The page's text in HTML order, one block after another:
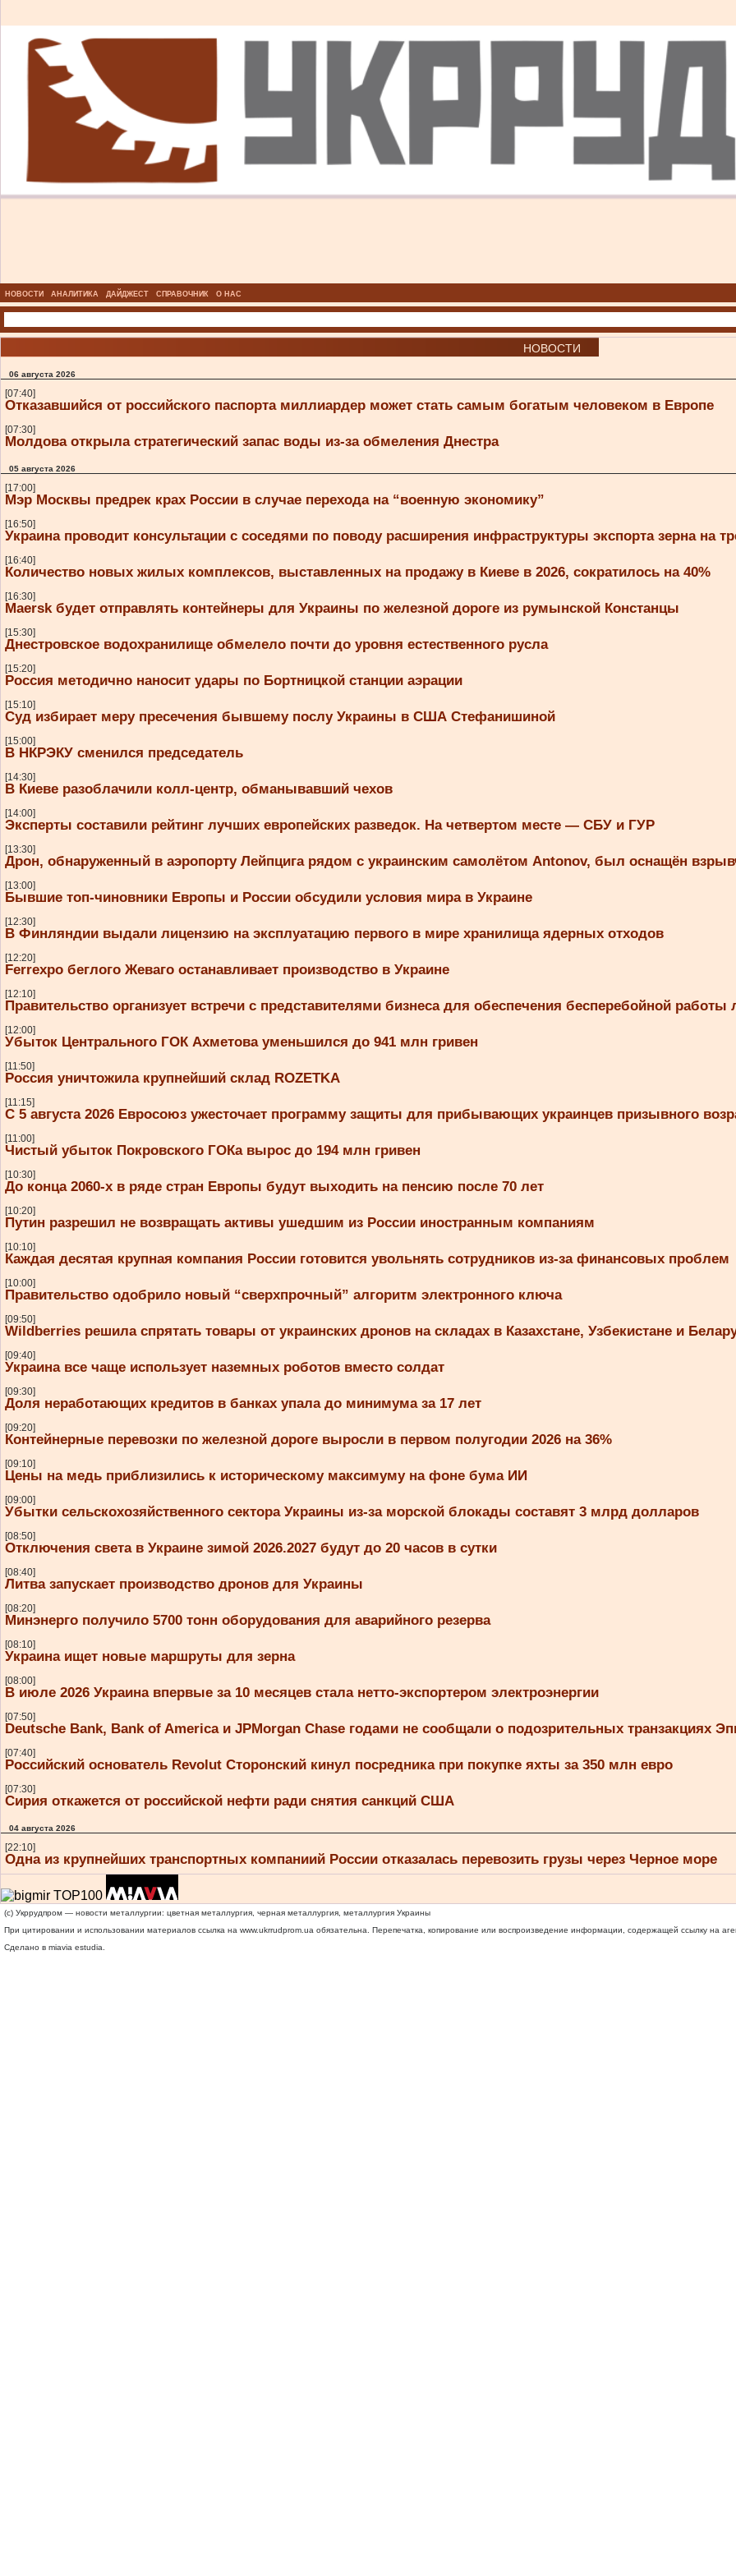
НОВОСТИ АНАЛИТИКА ДАЙДЖЕСТ СПРАВОЧНИК О НАС
НОВОСТИ
06 августа 2026
[07:40]
Отказавшийся от российского паспорта миллиардер может стать самым богатым человеком в Европе
[07:30]
Молдова открыла стратегический запас воды из-за обмеления Днестра
05 августа 2026
[17:00]
Мэр Москвы предрек крах России в случае перехода на “военную экономику”
[16:50]
Украина проводит консультации с соседями по поводу расширения инфраструктуры экспорта зерна на
[16:40]
Количество новых жилых комплексов, выставленных на продажу в Киеве в 2026, сократилось на 40%
[16:30]
Maersk будет отправлять контейнеры для Украины по железной дороге из румынской Констанцы
[15:30]
Днестровское водохранилище обмелело почти до уровня естественного русла
[15:20]
Россия методично наносит удары по Бортницкой станции аэрации
[15:10]
Суд избирает меру пресечения бывшему послу Украины в США Стефанишиной
[15:00]
В НКРЭКУ сменился председатель
[14:30]
В Киеве разоблачили колл-центр, обманывавший чехов
[14:00]
Эксперты составили рейтинг лучших европейских разведок. На четвертом месте — СБУ и ГУР
[13:30]
Дрон, обнаруженный в аэропорту Лейпцига рядом с украинским самолётом Antonov, был оснащён
[13:00]
Бывшие топ-чиновники Европы и России обсудили условия мира в Украине
[12:30]
В Финляндии выдали лицензию на эксплуатацию первого в мире хранилища ядерных отходов
[12:20]
Ferrexpo беглого Жеваго останавливает производство в Украине
[12:10]
Правительство организует встречи с представителями бизнеса для обеспечения бесперебойной
[12:00]
Убыток Центрального ГОК Ахметова уменьшился до 941 млн гривен
[11:50]
Россия уничтожила крупнейший склад ROZETKA
[11:15]
С 5 августа 2026 Евросоюз ужесточает программу защиты для прибывающих украинцев призывного
[11:00]
Чистый убыток Покровского ГОКа вырос до 194 млн гривен
[10:30]
До конца 2060-х в ряде стран Европы будут выходить на пенсию после 70 лет
[10:20]
Путин разрешил не возвращать активы ушедшим из России иностранным компаниям
[10:10]
Каждая десятая крупная компания России готовится увольнять сотрудников из-за финансовых проблем
[10:00]
Правительство одобрило новый “сверхпрочный” алгоритм электронного ключа
[09:50]
Wildberries решила спрятать товары от украинских дронов на складах в Казахстане, Узбекистане и
[09:40]
Украина все чаще использует наземных роботов вместо солдат
[09:30]
Доля неработающих кредитов в банках упала до минимума за 17 лет
[09:20]
Контейнерные перевозки по железной дороге выросли в первом полугодии 2026 на 36%
[09:10]
Цены на медь приблизились к историческому максимуму на фоне бума ИИ
[09:00]
Убытки сельскохозяйственного сектора Украины из-за морской блокады составят 3 млрд долларов
[08:50]
Отключения света в Украине зимой 2026.2027 будут до 20 часов в сутки
[08:40]
Литва запускает производство дронов для Украины
[08:20]
Минэнерго получило 5700 тонн оборудования для аварийного резерва
[08:10]
Украина ищет новые маршруты для зерна
[08:00]
В июле 2026 Украина впервые за 10 месяцев стала нетто-экспортером электроэнергии
[07:50]
Deutsche Bank, Bank of America и JPMorgan Chase годами не сообщали о подозрительных транзакциях
[07:40]
Российский основатель Revolut Сторонский кинул посредника при покупке яхты за 350 млн евро
[07:30]
Сирия откажется от российской нефти ради снятия санкций США
04 августа 2026
[22:10]
Одна из крупнейших транспортных компаниий России отказалась перевозить грузы через Черное море
(c) Укррудпром — новости металлургии: цветная металлургия, черная металлургия, металлургия Украины
При цитировании и использовании материалов ссылка на www.ukrrudprom.ua обязательна. Перепечатка, копирование или воспроизведение информации, содержащей ссылку на
Сделано в miavia estudia.